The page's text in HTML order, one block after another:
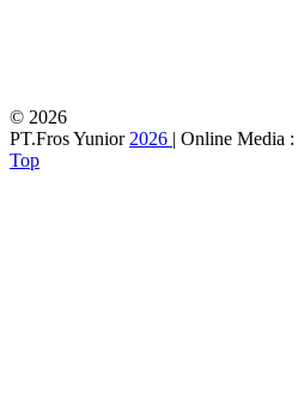
© 2026
PT.Fros Yunior 2026 | Online Media :
Top